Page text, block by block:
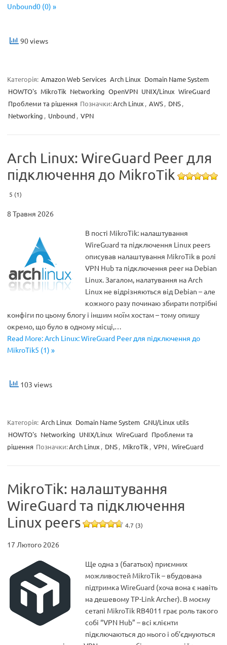
Unbound0 (0) »
90 views
Категорія: Amazon Web Services Arch Linux Domain Name System
HOWTO's MikroTik Networking OpenVPN UNIX/Linux WireGuard
Проблеми та рішення Позначки:Arch Linux , AWS, DNS,
Networking , Unbound , VPN
Arch Linux: WireGuard Peer для
підключення до MikroTik
5 (1)
8 Травня 2026
В пості MikroTik: налаштування
WireGuard та підключення Linux peers
описував налаштування MikroTik в ролі
VPN Hub та підключення peer на Debian
Linux. Загалом, налатування на Arch
Linux не відрізняються від Debian – але
кожного разу починаю збирати потрібні
конфіги по цьому блогу і іншим моїм хостам – тому опишу
окремо, що було в одному місці,…
Read More: Arch Linux: WireGuard Peer для підключення до
MikroTik5 (1) »
103 views
Категорія: Arch Linux Domain Name System GNU/Linux utils
HOWTO's Networking UNIX/Linux WireGuard Проблеми та
рішення Позначки:Arch Linux , DNS, MikroTik , VPN, WireGuard
MikroTik: налаштування
WireGuard та підключення
Linux peers
4.7 (3)
17 Лютого 2026
Ще одна з (багатьох) приємних
можливостей MikroTik – вбудована
підтримка WireGuard (хоча вона є навіть
на дешевому TP-Link Archer). В моєму
сетапі MikroTik RB4011 грає роль такого
собі “VPN Hub” – всі клієнти
підключаються до нього і об’єднуються